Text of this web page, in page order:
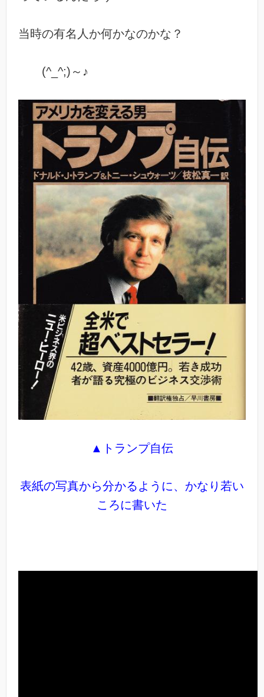
当時の有名人か何かなのかな？
(^_^;)～♪
▲トランプ自伝
表紙の写真から分かるように、かなり若い
ころに書いた